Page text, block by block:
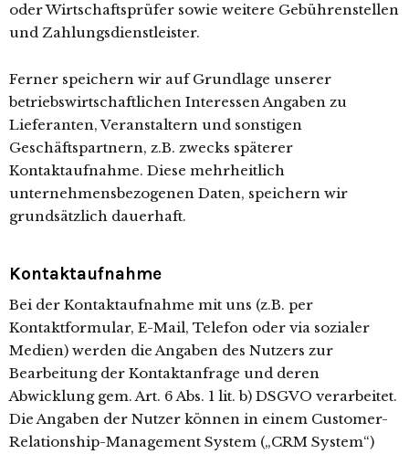
oder Wirtschaftsprüfer sowie weitere Gebührenstellen
und Zahlungsdienstleister.
Ferner speichern wir auf Grundlage unserer
betriebswirtschaftlichen Interessen Angaben zu
Lieferanten, Veranstaltern und sonstigen
Geschäftspartnern, z.B. zwecks späterer
Kontaktaufnahme. Diese mehrheitlich
unternehmensbezogenen Daten, speichern wir
grundsätzlich dauerhaft.
Kontaktaufnahme
Bei der Kontaktaufnahme mit uns (z.B. per
Kontaktformular, E-Mail, Telefon oder via sozialer
Medien) werden die Angaben des Nutzers zur
Bearbeitung der Kontaktanfrage und deren
Abwicklung gem. Art. 6 Abs. 1 lit. b) DSGVO verarbeitet.
Die Angaben der Nutzer können in einem Customer-
Relationship-Management System („CRM System“)